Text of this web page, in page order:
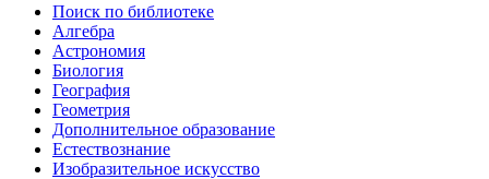
Поиск по библиотеке
Алгебра
Астрономия
Биология
География
Геометрия
Дополнительное образование
Естествознание
Изобразительное искусство